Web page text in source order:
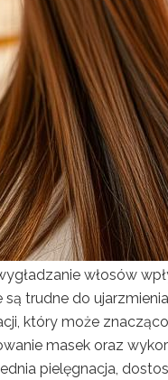
włosów
są trudne do
który może
masek oraz
pielęgnacja,